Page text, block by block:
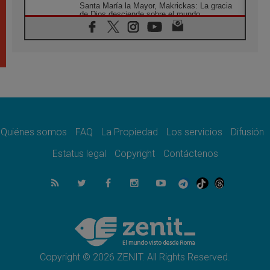
Santa María la Mayor, Makrickas: La gracia
de Dios desciende sobre el mundo
05.08.2026
Cristianos y confucianos: Respeto y
dolor, una Iglesia que no se rinde"
La Fuerza del "Círculo de Héroes" con el
05.08.2026
Nuncio en Ucrania: Preocupa escuchar a
Ucrania: Ataque masivo en Kyiv durante la
noche
Quiénes somos FAQ La Propiedad Los servicios
Difusión
Estatus legal
Copyright Contáctenos
Copyright © 2026 ZENIT. All Rights Reserved.